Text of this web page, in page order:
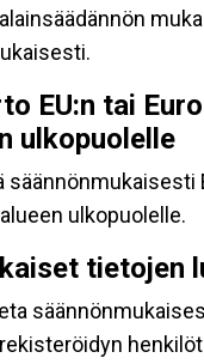
EU:n tai
ulkopuolelle
ulkopuolelle.
tietojen